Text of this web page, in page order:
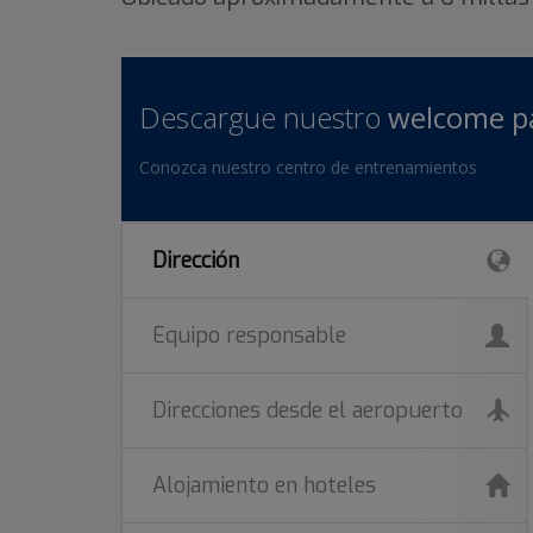
Descargue nuestro welcome
Conozca nuestro centro de entrenamientos
Dirección
Equipo responsable
Direcciones desde el aeropuerto
Alojamiento en hoteles